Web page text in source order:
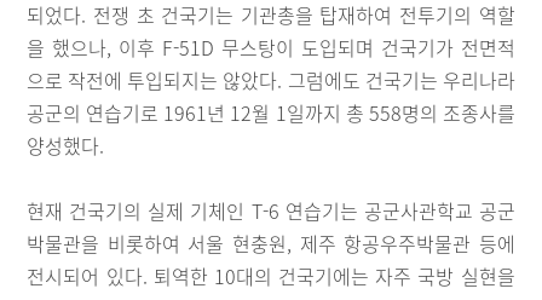
되었다. 전쟁 초 건국기는 기관총을 탑재하여 전투기의 역할
을 했으나, 이후 F-51D 무스탕이 도입되며 건국기가 전면적
으로 작전에 투입되지는 않았다. 그럼에도 건국기는 우리나라
공군의 연습기로 1961년 12월 1일까지 총 558명의 조종사를
양성했다.
현재 건국기의 실제 기체인 T-6 연습기는 공군사관학교 공군
박물관을 비롯하여 서울 현충원, 제주 항공우주박물관 등에
전시되어 있다. 퇴역한 10대의 건국기에는 자주 국방 실현을